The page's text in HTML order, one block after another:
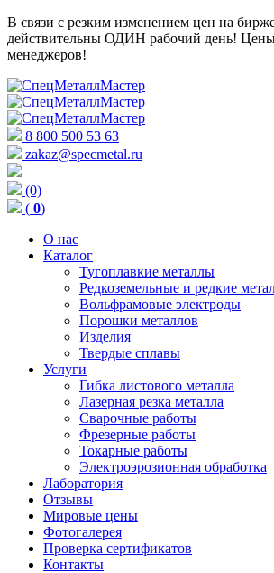
В связи с резким изменением цен на
действительны ОДИН рабочий день!
менеджеров!
8 800 500 53 63
zakaz@specmetal.ru
(0)
( 0)
О нас
Каталог
Тугоплавкие металлы
Редкоземельные и редкие
Вольфрамовые электроды
Порошки металлов
Изделия
Твердые сплавы
Услуги
Гибка листового металла
Лазерная резка металла
Сварочные работы
Фрезерные работы
Токарные работы
Электроэрозионная обработка
Лаборатория
Отзывы
Мировые цены
Фотогалерея
Проверка сертификатов
Контакты